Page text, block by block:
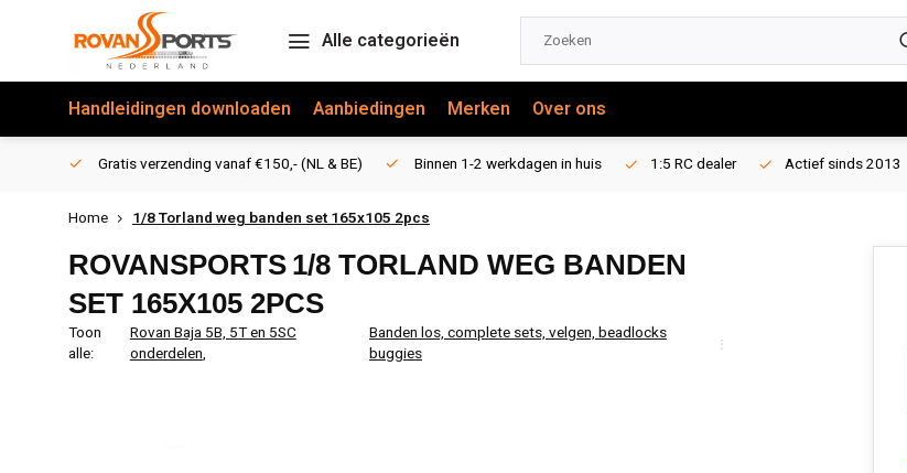
Alle categorieën
Handleidingen downloaden Aanbiedingen Merken Over ons
Gratis verzending vanaf €150,- (NL & BE) Binnen 1-2 werkdagen in huis 1:5 RC dealer Actief sinds 2013
Home 1/8 Torland weg banden set 165x105 2pcs
ROVANSPORTS 1/8 TORLAND WEG BANDEN
SET 165X105 2PCS
Toon
alle:
Rovan Baja 5B, 5T en 5SC
onderdelen,
Banden los, complete sets, velgen, beadlocks
buggies